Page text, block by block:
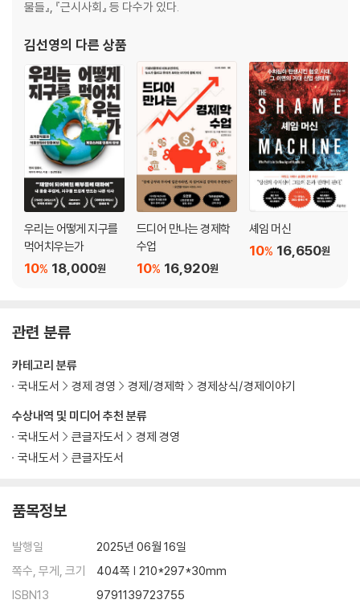
‘지속가능한 성장’은 정말 가능할까: 기후거래소와 탄소배출권
물들』, 『근시사회』 등 다수가 있다.
김선영의 다른 상품
우리는 어떻게 지구를
먹어치우는가
18,000원
10%
드디어 만나는 경제학
수업
16,920원
10%
셰임 머신
16,650원
10%
관련 분류
수상내역 및 미디어 추천 분류
국내도서
큰글자도서
경제 경영
국내도서
큰글자도서
카테고리 분류
국내도서
경제 경영 경제/경제학 경제상식/경제이야기
품목정보
발행일
2025년 06월 16일
쪽수, 무게, 크기
404쪽 | 210*297*30mm
ISBN13
9791139723755